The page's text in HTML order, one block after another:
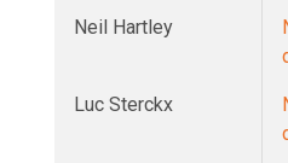
Neil Hartley
Luc Sterckx